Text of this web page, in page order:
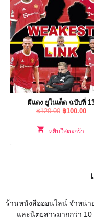
ผีแดง ยูไนเต็ด ฉบับที่
฿120.00 Original
was:
฿100.00
หยิบใส่ตะกร้า
ร้านหนังสือออนไลน์ จำหน่
และนิตยสารมากกว่า